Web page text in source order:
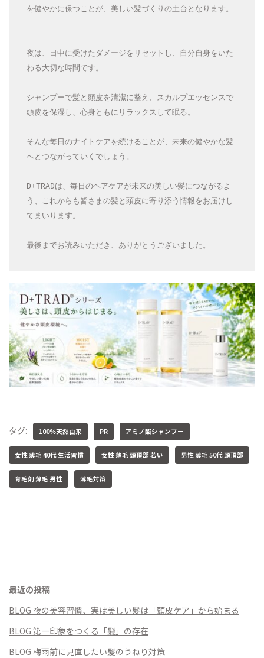
を健やかに保つことが、美しい髪づくりの土台となります。
夜は、日中に受けたダメージをリセットし、自分自身をいた
わる大切な時間です。
シャンプーで髪と頭皮を清潔に整え、スカルプエッセンスで
頭皮を保湿し、心身ともにリラックスして眠る。
そんな毎日のナイトケアを続けることが、未来の健やかな髪
へとつながっていくでしょう。
D+TRADは、毎日のヘアケアが未来の美しい髪につながるよ
う、これからも皆さまの髪と頭皮に寄り添う情報をお届けし
てまいります。
最後までお読みいただき、ありがとうございました。
タグ: 100%天然由来 PR アミノ酸シャンプー
女性 薄毛 40代 生活習慣 女性 薄毛 頭頂部 若い 男性 薄毛 50代 頭頂部
育毛剤 薄毛 男性 薄毛対策
最近の投稿
BLOG 夜の美容習慣、実は美しい髪は「頭皮ケア」から始まる
BLOG 第一印象をつくる「髪」の存在
BLOG 梅雨前に見直したい髪のうねり対策